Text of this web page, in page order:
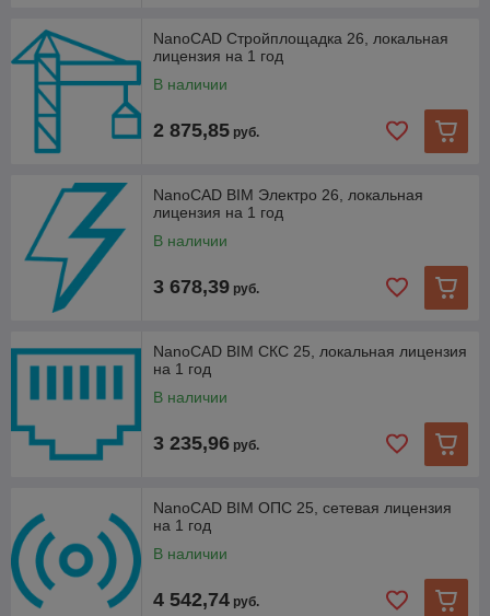
NanoCAD Стройплощадка 26, локальная
лицензия на 1 год
В наличии
2 875,85 руб.
NanoCAD BIM Электро 26, локальная
лицензия на 1 год
В наличии
3 678,39 руб.
NanoCAD BIM СКС 25, локальная лицензия
на 1 год
В наличии
3 235,96 руб.
NanoCAD BIM ОПС 25, сетевая лицензия
на 1 год
В наличии
4 542,74 руб.